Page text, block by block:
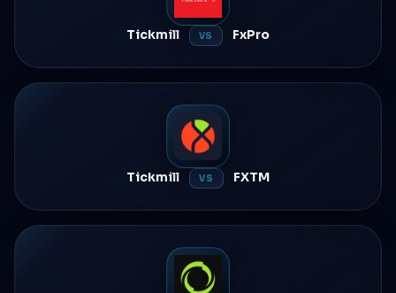
Tickmill VS FxPro
Tickmill VS FXTM